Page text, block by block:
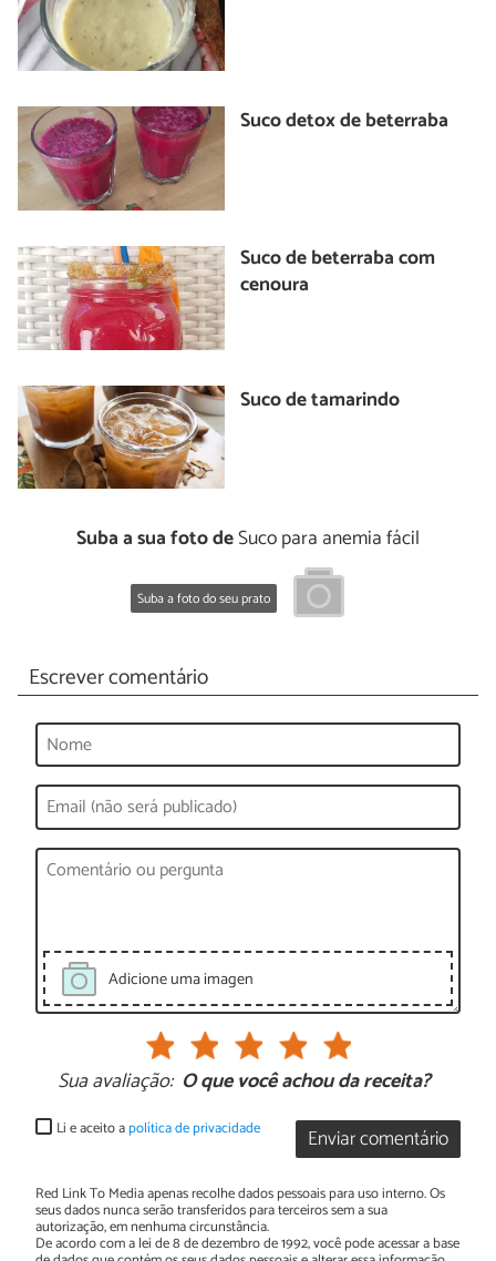
Suco detox de beterraba
Suco de beterraba com
cenoura
Suco de tamarindo
Suba a sua foto deSuco para anemia fácil
Suba a foto do seu prato
Escrever comentário
Adicione uma imagen
Sua avaliação: O que você achou da receita?
Enviar comentário
Li e aceito apolítica de privacidade
Red Link To Media apenas recolhe dados pessoais para uso interno. Os
seus dados nunca serão transferidos para terceiros sem a sua
autorização, em nenhuma circunstância.
De acordo com a lei de 8 de dezembro de 1992, você pode acessar a base